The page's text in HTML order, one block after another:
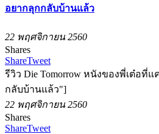
อยากลุกกลับบ้านแล้ว
22 พฤศจิกายน 2560
Shares
ShareTweet
รีวิว Die Tomorrow หนังของพี่เต๋อที่
กลับบ้านแล้ว"]
22 พฤศจิกายน 2560
Shares
ShareTweet